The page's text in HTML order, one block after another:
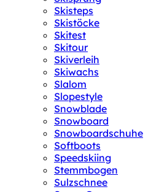
Skisteps
Skistöcke
Skitest
Skitour
Skiverleih
Skiwachs
Slalom
Slopestyle
Snowblade
Snowboard
Snowboardschuhe
Softboots
Speedskiing
Stemmbogen
Sulzschnee